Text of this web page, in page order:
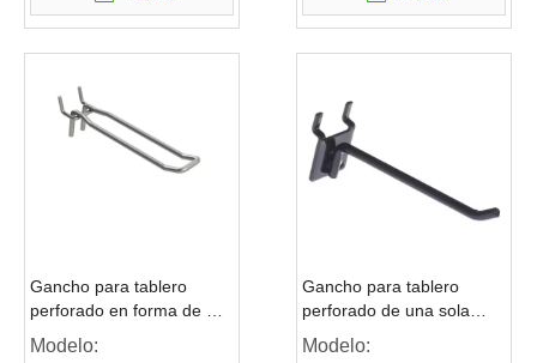
Gancho para tablero
perforado en forma de U
euro
Modelo:
Gancho para tablero
perforado de una sola
punta con base de metal
Modelo: